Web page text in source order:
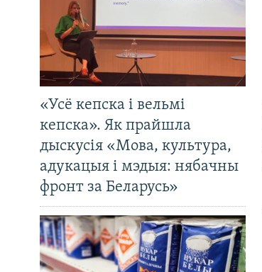
«Усё кепска і вельмі
кепска». Як прайшла
дыскусія «Мова, культура,
адукацыя і мэдыя: нябачны
фронт за Беларусь»